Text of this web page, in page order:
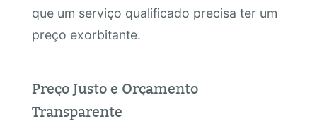
que um serviço qualificado precisa ter um
preço exorbitante.
Preço Justo e Orçamento
Transparente